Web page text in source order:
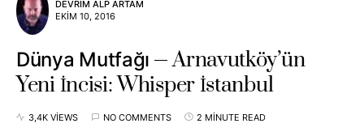
DEVRIM ALP ARTAM
EKIM 10, 2016
Dünya Mutfağı
Arnavutköy’ün
Yeni İncisi: Whisper İstanbul
3,4K VIEWS NO COMMENTS 2 MINUTE READ